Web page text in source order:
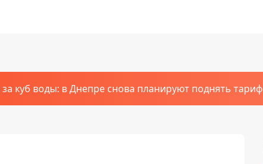
за куб воды: в Днепре снова планируют поднять тариф